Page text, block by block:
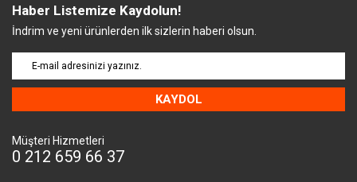
Haber Listemize Kaydolun!
İndrim ve yeni ürünlerden ilk sizlerin haberi olsun.
KAYDOL
Müşteri Hizmetleri
0 212 659 66 37